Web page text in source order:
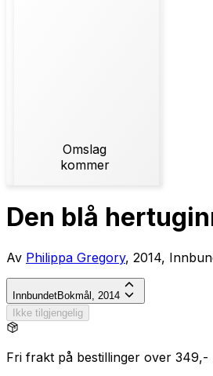
Omslag
kommer
Den blå
Av Philippa Gregory, 2014,
InnbundetBokmål, 2014
Ikke tilgjengelig
Fri frakt på bestillinger over 349,-